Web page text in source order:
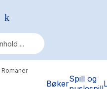
BøkerSpill og
Romaner